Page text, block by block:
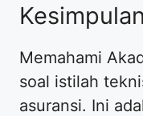
​Kesimpulan
​Memahami
soal istilah
asuransi. Ini